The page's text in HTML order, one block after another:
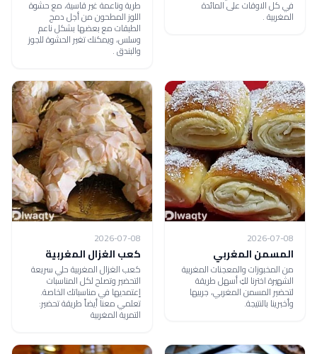
في كل الاوقات على المائدة
المغربية .
طرية وناعمة غير قاسية، مع حشوة
اللوز المطحون من أجل دمج
الطبقات مع بعضها بشكل ناعم
وسلس، ويمكنك تغير الحشوة للجوز
والبندق .
2026-07-08
المسمن المغربي
من المخبوزات والمعجنات المغربية
الشهيرة اخترنا لكِ أسهل طريقة
لتحضير المسمن المغربي، جربيها
وأخبرينا بالنتيجة.
2026-07-08
كعب الغزال المغربية
كعب الغزال المغربية حلي سريعة
التحضير وتصلح لكل المناسبات
إعتمديها في مناسباتك الخاصة.
تعلمي معنا أيضاً طريقة تحضير:
التمرية المغربية